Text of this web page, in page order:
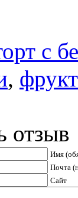
с
,
отзыв
Имя
Почта
Сайт